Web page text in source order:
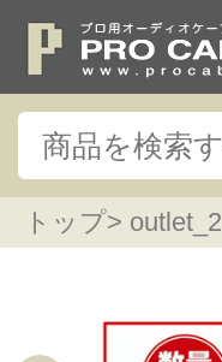
トップ> outlet_2